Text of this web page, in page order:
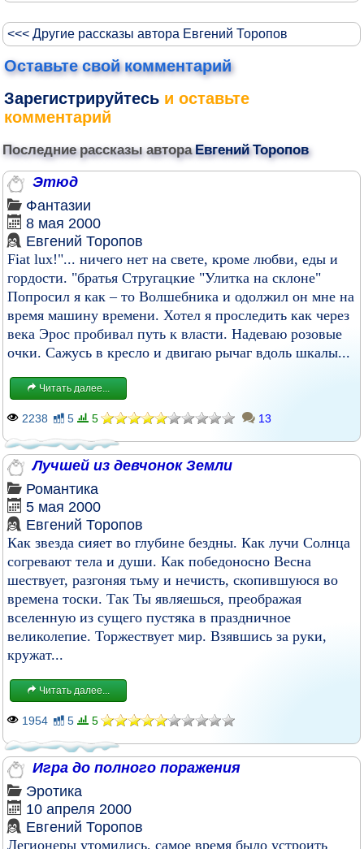
<<< Другие рассказы автора Евгений Торопов
Оставьте свой комментарий
Зарегистрируйтесь и оставьте
комментарий
Последние рассказы автораЕвгений Торопов
Этюд
Фантазии
8 мая 2000
Евгений Торопов
Fiat lux!"... ничего нет на свете, кроме любви, еды и
гордости. "братья Стругацкие "Улитка на склоне"
Попросил я как – то Волшебника и одолжил он мне на
время машину времени. Хотел я проследить как через
века Эрос пробивал путь к власти. Надеваю розовые
очки. Сажусь в кресло и двигаю рычаг вдоль шкалы...
Читать далее...
2238 5 5 13
Лучшей из девчонок Земли
Романтика
5 мая 2000
Евгений Торопов
Как звезда сияет во глубине бездны. Как лучи Солнца
согревают тела и души. Как победоносно Весна
шествует, разгоняя тьму и нечисть, скопившуюся во
времена тоски. Так Ты являешься, преображая
вселенную из сущего пустяка в праздничное
великолепие. Торжествует мир. Взявшись за руки,
кружат...
Читать далее...
1954 5 5
Игра до полного поражения
Эротика
10 апреля 2000
Евгений Торопов
Легионеры утомились, самое время было устроить